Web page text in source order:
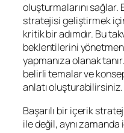
oluşturmalarını sağlar.
stratejisi geliştirmek
kritik bir adımdır. Bu
beklentilerini
yapmanıza olanak
belirli temalar ve
anlatı oluşturabilirsiniz.
Başarılı bir içerik
ile değil, aynı